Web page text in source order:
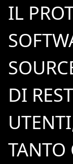
IL
DI
TANTO